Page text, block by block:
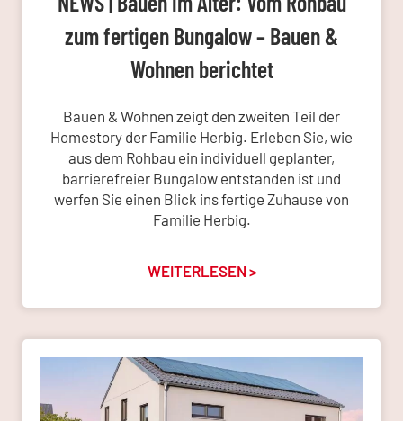
zum fertigen Bungalow – Bauen &
Wohnen berichtet
Bauen & Wohnen zeigt den zweiten Teil der
Homestory der Familie Herbig. Erleben Sie, wie
aus dem Rohbau ein individuell geplanter,
barrierefreier Bungalow entstanden ist und
werfen Sie einen Blick ins fertige Zuhause von
Familie Herbig.
WEITERLESEN >